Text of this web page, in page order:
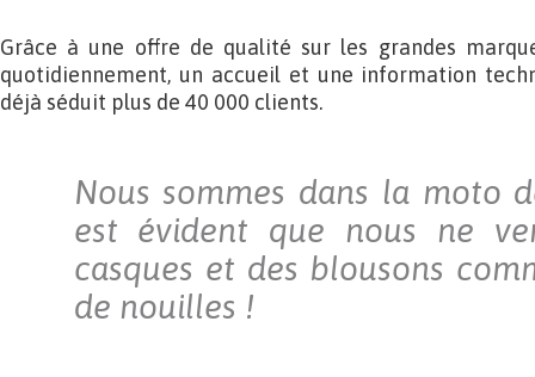
Grâce à une offre de qualité sur les grandes
quotidiennement, un accueil et une information
déjà séduit plus de 40 000 clients.
Nous sommes dans la moto
est évident que nous ne
casques et des blousons
de nouilles !